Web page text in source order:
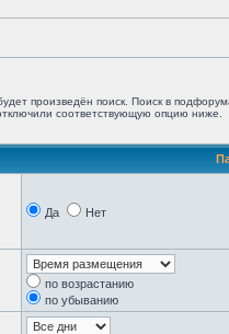
произведён поиск. Поиск в
соответствующую опцию ниже.
Да Нет
по возрастанию
по убыванию